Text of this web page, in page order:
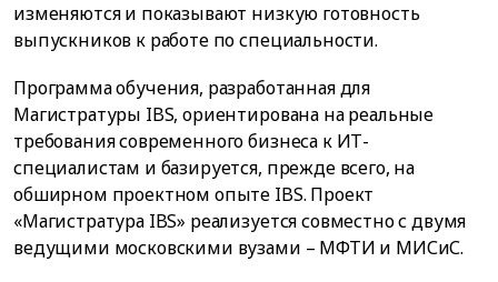
изменяются и показывают низкую готовность
выпускников к работе по специальности.
Программа обучения, разработанная для
Магистратуры IBS, ориентирована на реальные
требования современного бизнеса к ИТ-
специалистам и базируется, прежде всего, на
обширном проектном опыте IBS. Проект
«Магистратура IBS» реализуется совместно с двумя
ведущими московскими вузами – МФТИ и МИСиС.